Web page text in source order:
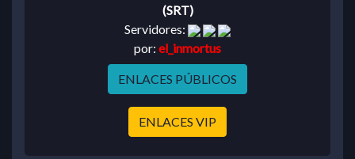
(SRT)
Servidores:
por: el_inmortus
ENLACES PÚBLICOS
ENLACES VIP